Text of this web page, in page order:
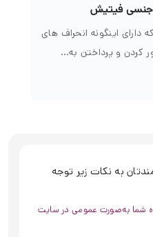
جنسی فیتیش
اینگونه انحراف های
کردن و پرداختن به…
به نکات زیر توجه
شما به‌صورت عمومی در سایت